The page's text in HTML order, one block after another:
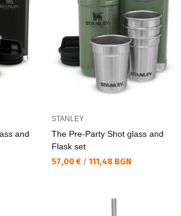
and
STANLEY
The Pre-Party Shot glass and
Flask set
Текуща цена:
57,00 € / 111,48 BGN